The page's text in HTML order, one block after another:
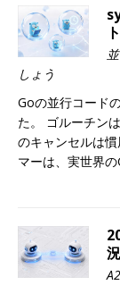
ト
しょう
Goの並行コード
た。 ゴルーチン
のキャンセルは
マーは、実世界